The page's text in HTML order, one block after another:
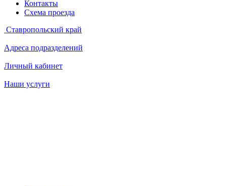
Контакты
Схема проезда
Ставропольский край
Адреса подразделений
Личный кабинет
Наши услуги